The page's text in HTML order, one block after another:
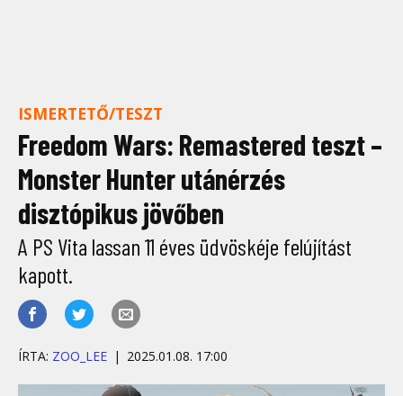
ISMERTETŐ/TESZT
Freedom Wars: Remastered teszt –
Monster Hunter utánérzés
disztópikus jövőben
A PS Vita lassan 11 éves üdvöskéje felújítást
kapott.
ÍRTA: ZOO_LEE 2025.01.08. 17:00